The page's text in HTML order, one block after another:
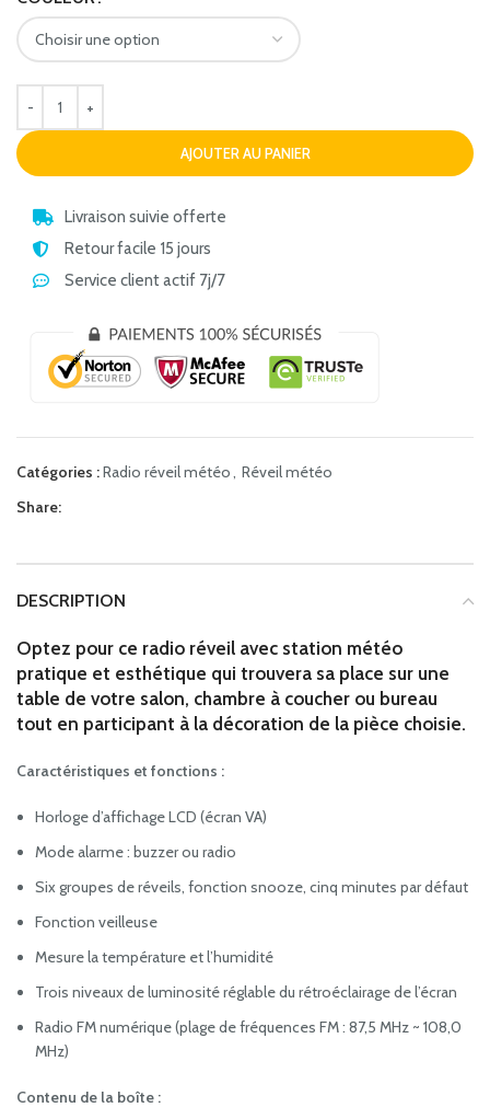
AJOUTER AU PANIER
Livraison suivie offerte
Retour facile 15 jours
Service client actif 7j/7
Catégories :Radio réveil météo, Réveil météo
Share:
DESCRIPTION
Optez pour ce radio réveil avec station météo
pratique et esthétique qui trouvera sa place sur une
table de votre salon, chambre à coucher ou bureau
tout en participant à la décoration de la pièce choisie.
Caractéristiques et fonctions :
Horloge d’affichage LCD (écran VA)
Mode alarme : buzzer ou radio
Six groupes de réveils, fonction snooze, cinq minutes par défaut
Fonction veilleuse
Mesure la température et l’humidité
Trois niveaux de luminosité réglable du rétroéclairage de l’écran
Radio FM numérique (plage de fréquences FM : 87,5 MHz ~ 108,0
MHz)
Contenu de la boîte :